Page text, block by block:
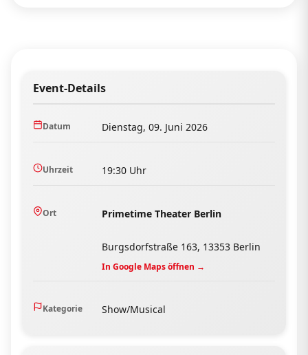
Event-Details
Datum Dienstag, 09. Juni 2026
Uhrzeit 19:30 Uhr
Ort Primetime Theater Berlin
Burgsdorfstraße 163, 13353 Berlin
In Google Maps öffnen →
Kategorie Show/Musical